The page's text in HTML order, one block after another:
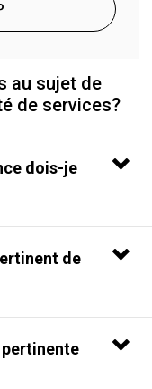
au sujet de
de services?
dois-je
de